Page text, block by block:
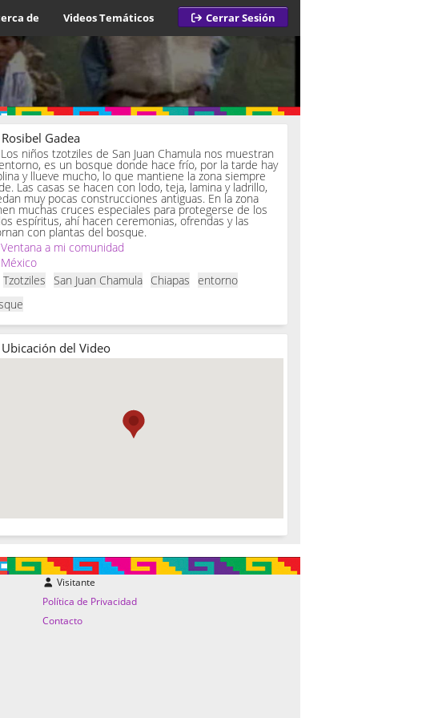
de Videos Temáticos Cerrar Sesión
Rosibel Gadea
Los niños tzotziles de San Juan Chamula nos muestran
es un bosque donde hace frío, por la tarde hay
y llueve mucho, lo que mantiene la zona siempre
Las casas se hacen con lodo, teja, lamina y ladrillo,
muy pocas construcciones antiguas. En la zona
muchas cruces especiales para protegerse de los
espíritus, ahí hacen ceremonias, ofrendas y las
con plantas del bosque.
Ventana a mi comunidad
México
Tzotziles San Juan Chamula Chiapas entorno
Ubicación del Video
Visitante
Política de Privacidad
Contacto